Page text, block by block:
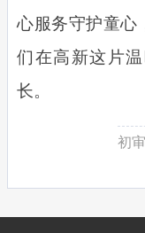
心服务守护童心
们在高新这片
长。
初审